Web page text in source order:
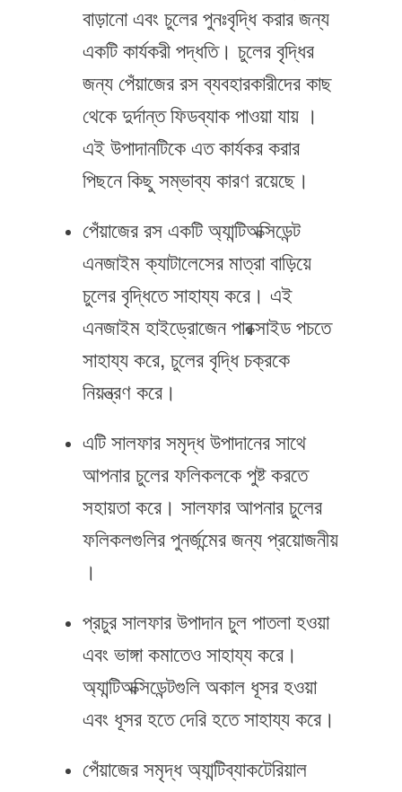
বাড়ানো এবং চুলের পুনঃবৃদ্ধি করার জন্য
একটি কার্যকরী পদ্ধতি। চুলের বৃদ্ধির
জন্য পেঁয়াজের রস ব্যবহারকারীদের কাছ
থেকে দুর্দান্ত ফিডব্যাক পাওয়া যায় ।
এই উপাদানটিকে এত কার্যকর করার
পিছনে কিছু সম্ভাব্য কারণ রয়েছে।
পেঁয়াজের রস একটি অ্যান্টিঅক্সিডেন্ট
এনজাইম ক্যাটালেসের মাত্রা বাড়িয়ে
চুলের বৃদ্ধিতে সাহায্য করে। এই
এনজাইম হাইড্রোজেন পারক্সাইড পচতে
সাহায্য করে, চুলের বৃদ্ধি চক্রকে
নিয়ন্ত্রণ করে।
এটি সালফার সমৃদ্ধ উপাদানের সাথে
আপনার চুলের ফলিকলকে পুষ্ট করতে
সহায়তা করে। সালফার আপনার চুলের
ফলিকলগুলির পুনর্জন্মের জন্য প্রয়োজনীয়
।
প্রচুর সালফার উপাদান চুল পাতলা হওয়া
এবং ভাঙ্গা কমাতেও সাহায্য করে।
অ্যান্টিঅক্সিডেন্টগুলি অকাল ধূসর হওয়া
এবং ধূসর হতে দেরি হতে সাহায্য করে।
পেঁয়াজের সমৃদ্ধ অ্যান্টিব্যাকটেরিয়াল